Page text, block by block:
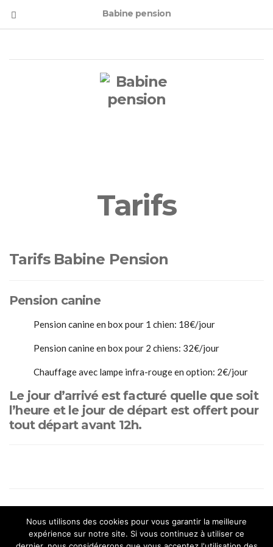
Babine pension
Tarifs
Tarifs Babine Pension
Pension canine
Pension canine en box pour 1 chien: 18€/jour
Pension canine en box pour 2 chiens: 32€/jour
Chauffage avec lampe infra-rouge en option: 2€/jour
Le jour d’arrivé est facturé quelle que soit
l’heure et le jour de départ est offert pour
tout départ avant 12h.
Nous utilisons des cookies pour vous garantir la meilleure
expérience sur notre site. Si vous continuez à utiliser ce